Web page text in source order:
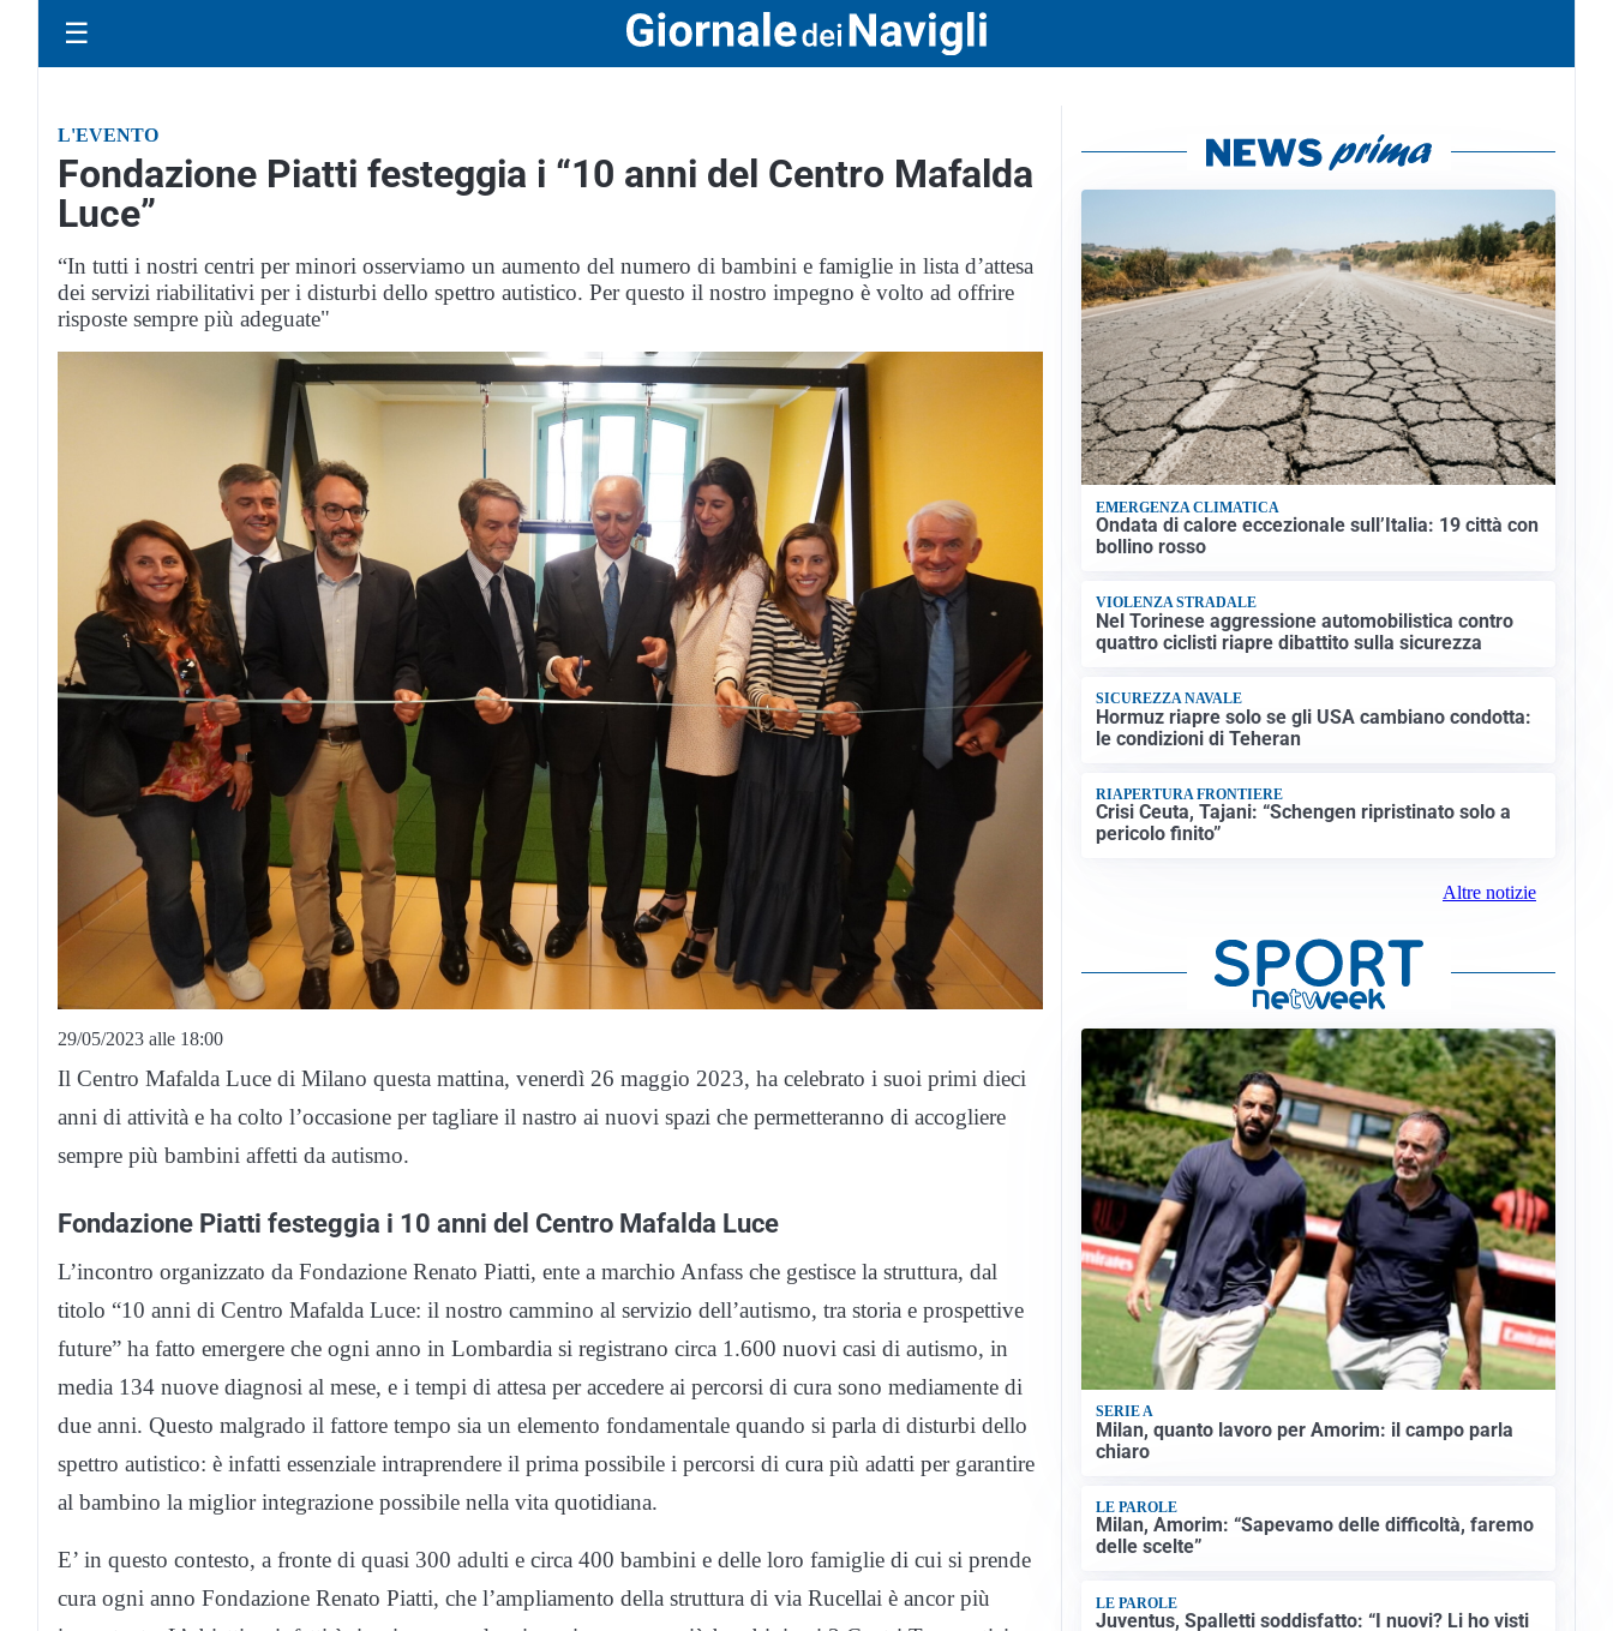
☰
L'EVENTO
Fondazione Piatti festeggia i “10 anni del Centro Mafalda
Luce”
“In tutti i nostri centri per minori osserviamo un aumento del numero di bambini e famiglie in lista d’attesa
dei servizi riabilitativi per i disturbi dello spettro autistico. Per questo il nostro impegno è volto ad offrire
risposte sempre più adeguate"
29/05/2023 alle 18:00
Il Centro Mafalda Luce di Milano questa mattina, venerdì 26 maggio 2023, ha celebrato i suoi primi dieci
anni di attività e ha colto l’occasione per tagliare il nastro ai nuovi spazi che permetteranno di accogliere
sempre più bambini affetti da autismo.
Fondazione Piatti festeggia i 10 anni del Centro Mafalda Luce
L’incontro organizzato da Fondazione Renato Piatti, ente a marchio Anfass che gestisce la struttura, dal
titolo “10 anni di Centro Mafalda Luce: il nostro cammino al servizio dell’autismo, tra storia e prospettive
future” ha fatto emergere che ogni anno in Lombardia si registrano circa 1.600 nuovi casi di autismo, in
media 134 nuove diagnosi al mese, e i tempi di attesa per accedere ai percorsi di cura sono mediamente di
due anni. Questo malgrado il fattore tempo sia un elemento fondamentale quando si parla di disturbi dello
spettro autistico: è infatti essenziale intraprendere il prima possibile i percorsi di cura più adatti per garantire
al bambino la miglior integrazione possibile nella vita quotidiana.
E’ in questo contesto, a fronte di quasi 300 adulti e circa 400 bambini e delle loro famiglie di cui si prende
cura ogni anno Fondazione Renato Piatti, che l’ampliamento della struttura di via Rucellai è ancor più
EMERGENZA CLIMATICA
Ondata di calore eccezionale sull’Italia: 19 città con
bollino rosso
VIOLENZA STRADALE
Nel Torinese aggressione automobilistica contro
quattro ciclisti riapre dibattito sulla sicurezza
SICUREZZA NAVALE
Hormuz riapre solo se gli USA cambiano condotta:
le condizioni di Teheran
RIAPERTURA FRONTIERE
Crisi Ceuta, Tajani: “Schengen ripristinato solo a
pericolo finito”
Altre notizie
SERIE A
Milan, quanto lavoro per Amorim: il campo parla
chiaro
LE PAROLE
Milan, Amorim: “Sapevamo delle difficoltà, faremo
delle scelte”
LE PAROLE
Juventus, Spalletti soddisfatto: “I nuovi? Li ho visti